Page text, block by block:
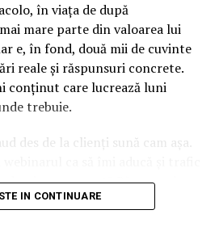
acordat pentru tomate.
au ajuns în piețele din București
mai bună perfomantă financiară
în viața de după
mare parte din valoarea lui
e, în fond, două mii de cuvinte
reale și răspunsuri concrete.
conținut care lucrează luni
trebuie.
des de la clienți sună cam așa.
uri pe moment? Răspunsul
dar nu în felul în care
IN CONTINUARE